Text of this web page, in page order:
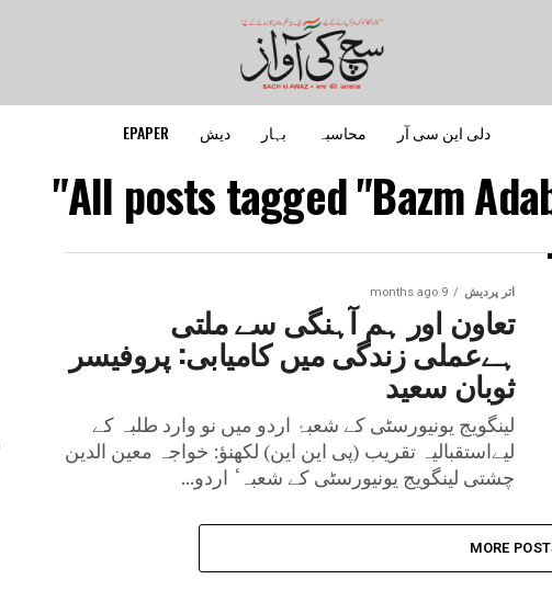
دلی این سی آر محاسبہ بہار دیش EPAPER
All posts tagged "Bazm
اتر پردیش 9 months ago
تعاون اور ہم آہنگی سے ملتی
ہےعملی زندگی میں کامیابی: پروفیسر
ثوبان سعید
لینگویج یونیورسٹی کے شعبۂ اردو میں نو وارد طلبہ کے
لیےاستقبالیہ تقریب (پی این این) لکھنؤ: خواجہ معین الدین
چشتی لینگویج یونیورسٹی کے شعبہ ٔ اردو...
MORE